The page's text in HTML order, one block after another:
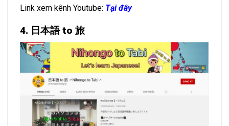
Link xem kênh Youtube: Tại đây
4. 日本語 to 旅